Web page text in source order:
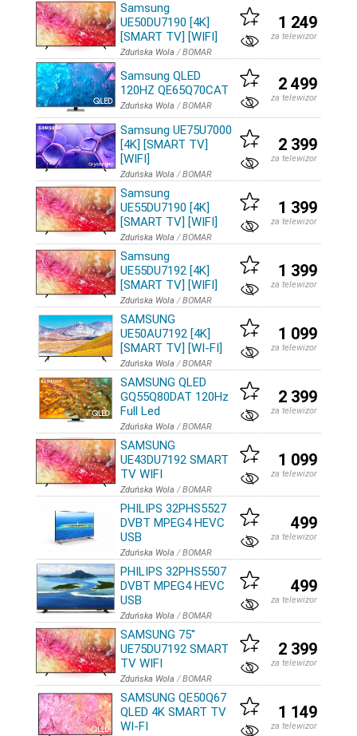
Samsung
UE50DU7190 [4K]
[SMART TV] [WIFI]
Zduńska Wola /BOMAR
1 249
za telewizor
Samsung QLED
120HZ QE65Q70CAT
Zduńska Wola /BOMAR
2 499
za telewizor
Samsung UE75U7000
[4K] [SMART TV]
[WIFI]
Zduńska Wola /BOMAR
2 399
za telewizor
Samsung
UE55DU7190 [4K]
[SMART TV] [WIFI]
Zduńska Wola /BOMAR
1 399
za telewizor
Samsung
UE55DU7192 [4K]
[SMART TV] [WIFI]
Zduńska Wola /BOMAR
1 399
za telewizor
SAMSUNG
UE50AU7192 [4K]
[SMART TV] [WI-FI]
Zduńska Wola /BOMAR
1 099
za telewizor
SAMSUNG QLED
GQ55Q80DAT 120Hz
Full Led
Zduńska Wola /BOMAR
2 399
za telewizor
SAMSUNG
UE43DU7192 SMART
TV WIFI
Zduńska Wola /BOMAR
1 099
za telewizor
PHILIPS 32PHS5527
DVBT MPEG4 HEVC
USB
Zduńska Wola /BOMAR
499
za telewizor
PHILIPS 32PHS5507
DVBT MPEG4 HEVC
USB
Zduńska Wola /BOMAR
499
za telewizor
SAMSUNG 75''
UE75DU7192 SMART
TV WIFI
Zduńska Wola /BOMAR
2 399
za telewizor
SAMSUNG QE50Q67
QLED 4K SMART TV
WI-FI
1 149
za telewizor